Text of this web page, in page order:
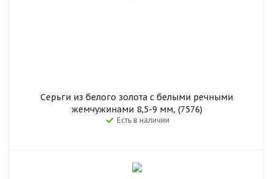
Серьги из белого золота с белыми речными
жемчужинами 8,5-9 мм, (7576)
Есть в наличии